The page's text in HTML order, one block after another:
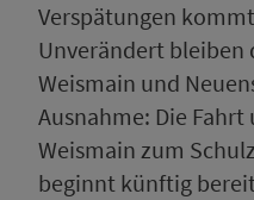
Verspätungen
Unverändert bleiben
Weismain und
Ausnahme: Die Fahrt
Weismain zum
beginnt künftig